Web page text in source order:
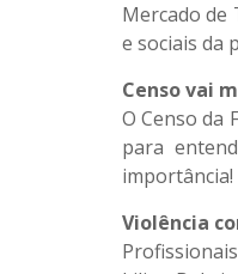
Mercado de
e sociais da
Censo vai
O Censo da
para
importância!
Violência